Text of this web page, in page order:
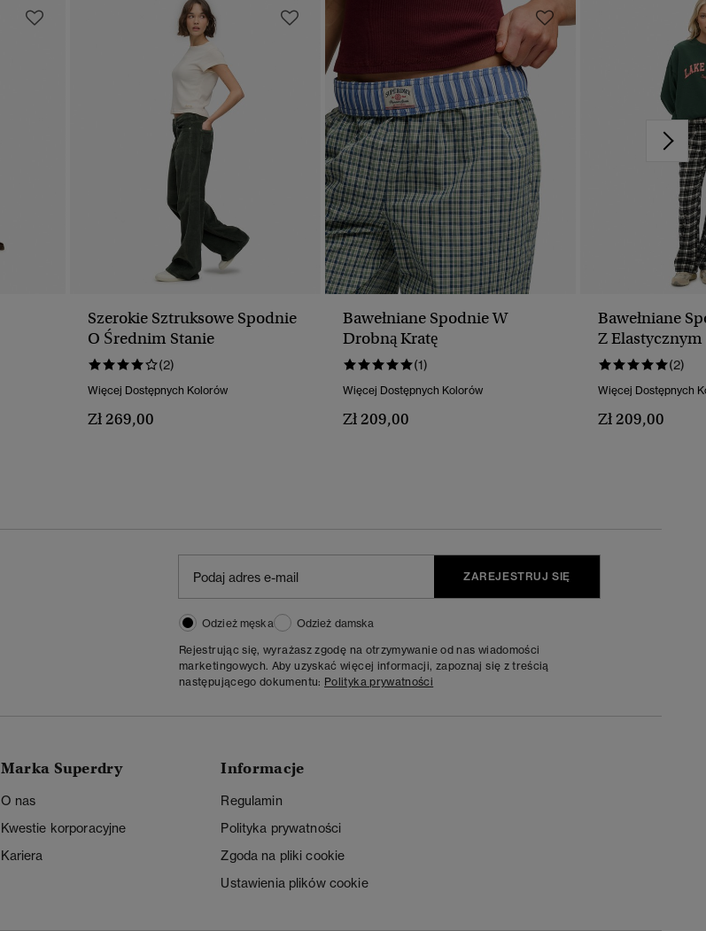
Szerokie Sztruksowe Spodnie
O Średnim Stanie
(2)
Więcej Dostępnych Kolorów
Zł 269,00
Bawełniane Spodnie W
Drobną Kratę
(1)
Więcej Dostępnych Kolorów
Zł 209,00
Bawełniane
Z Elastycznym
(2)
Więcej Dostępnych
Zł 209,00
ZAREJESTRUJ SIĘ
Odzież męska
Odzież damska
Rejestrując się, wyrażasz zgodę na otrzymywanie od nas wiadomości
marketingowych. Aby uzyskać więcej informacji, zapoznaj się z treścią
następującego dokumentu: Polityka prywatności
Marka Superdry
O nas
Kwestie korporacyjne
Kariera
Informacje
Regulamin
Polityka prywatności
Zgoda na pliki cookie
Ustawienia plików cookie